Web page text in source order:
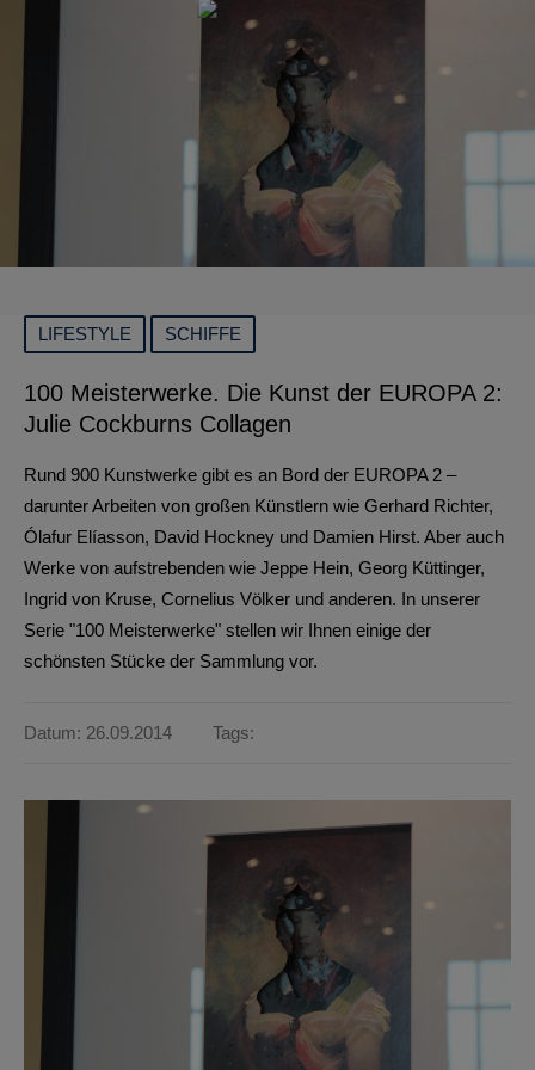
LIFESTYLE SCHIFFE
100 Meisterwerke. Die Kunst der EUROPA 2:
Julie Cockburns Collagen
Rund 900 Kunstwerke gibt es an Bord der EUROPA 2 –
darunter Arbeiten von großen Künstlern wie Gerhard Richter,
Ólafur Elíasson, David Hockney und Damien Hirst. Aber auch
Werke von aufstrebenden wie Jeppe Hein, Georg Küttinger,
Ingrid von Kruse, Cornelius Völker und anderen. In unserer
Serie "100 Meisterwerke" stellen wir Ihnen einige der
schönsten Stücke der Sammlung vor.
Datum: 26.09.2014 Tags: